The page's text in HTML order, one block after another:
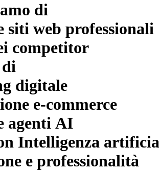
di
siti web professionali
competitor
digitale
e-commerce
agenti AI
Intelligenza
e professionalità